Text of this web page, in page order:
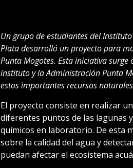
Un grupo de estudiantes del
Plata desarrolló un proyecto para
Punta Mogotes. Esta iniciativa
instituto y la Administración Punta
estos importantes recursos
El proyecto consiste en realizar
diferentes puntos de las lagunas
químicos en laboratorio. De esta
sobre la calidad del agua y
puedan afectar el ecosistema